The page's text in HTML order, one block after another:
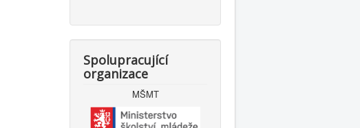
Spolupracující
organizace
MŠMT